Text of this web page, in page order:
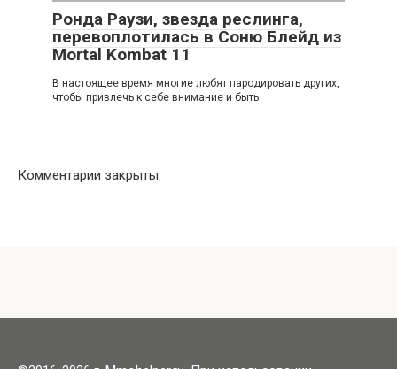
Ронда Раузи, звезда реслинга,
перевоплотилась в Соню Блейд из
Mortal Kombat 11
В настоящее время многие любят пародировать других,
чтобы привлечь к себе внимание и быть
Комментарии закрыты.